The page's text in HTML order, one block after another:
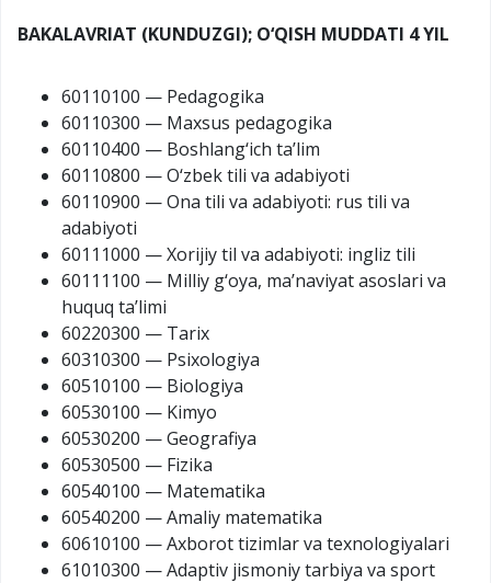
BAKALAVRIAT (KUNDUZGI); O‘QISH MUDDATI 4 YIL
60110100 — Pedagogika
60110300 — Maxsus pedagogika
60110400 — Boshlang‘ich ta’lim
60110800 — O‘zbek tili va adabiyoti
60110900 — Ona tili va adabiyoti: rus tili va
adabiyoti
60111000 — Xorijiy til va adabiyoti: ingliz tili
60111100 — Milliy g‘oya, ma’naviyat asoslari va
huquq ta’limi
60220300 — Tarix
60310300 — Psixologiya
60510100 — Biologiya
60530100 — Kimyo
60530200 — Geografiya
60530500 — Fizika
60540100 — Matematika
60540200 — Amaliy matematika
60610100 — Axborot tizimlar va texnologiyalari
61010300 — Adaptiv jismoniy tarbiya va sport